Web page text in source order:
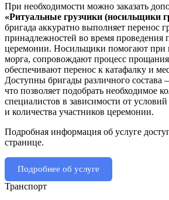
При необходимости можно заказать
«Ритуальные грузчики (носильщики
бригада аккуратно выполняет перенос
принадлежностей во время проведения
церемонии. Носильщики помогают при
морга, сопровождают процесс
обеспечивают перенос к катафалку и
Доступны бригады различного состава
что позволяет подобрать необходимое
специалистов в зависимости от
и количества участников церемонии.
Подробная информация об услуге
странице.
Подробнее об услуге
Транспорт